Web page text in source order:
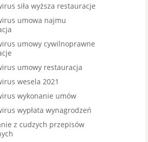
siła wyższa restauracje
umowa najmu
umowy cywilnoprawne
umowy restauracja
wesela 2021
wykonanie umów
wypłata wynagrodzeń
z cudzych przepisów